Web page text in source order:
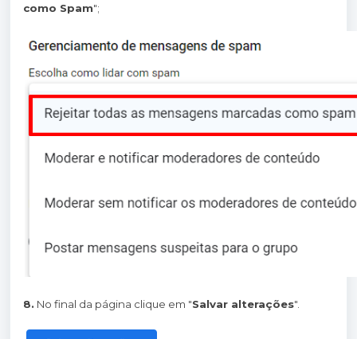
como Spam";
8. No final da página clique em "Salvar alterações".